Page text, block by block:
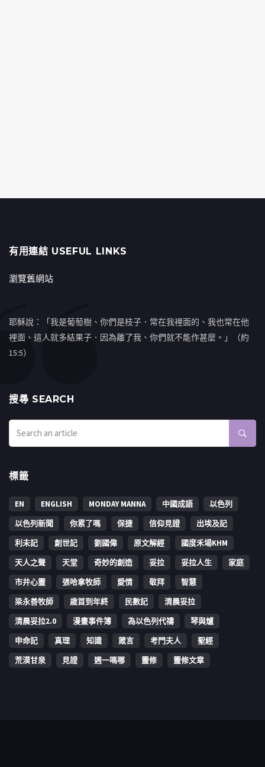
有用連結 USEFUL LINKS
瀏覽舊網站
耶穌說：「我是葡萄樹、你們是枝子．常在我裡面的、我也常在他
裡面、這人就多結果子．因為離了我、你們就不能作甚麼。」（約
15:5）
搜㝷 SEARCH
標籤
EN ENGLISH MONDAY MANNA 中國成語
以色列
以色列新聞
你累了嗎 保捷 信仰見證
出埃及記
利未記
創世記 劉國偉 原文解經
國度禾場KHM
天人之聲
天堂 奇妙的創造 妥拉 妥拉人生
家庭
市井心靈
張哈拿牧師 愛情 敬拜
智慧
梁永善牧師
歳首到年終 民數記
清晨妥拉
清晨妥拉2.0
漫畫事件簿 為以色列代禱
琴與爐
申命記
真理 知識 箴言 考門夫人
聖經
荒漠甘泉
見證 週一嗎哪 靈修 靈修文章